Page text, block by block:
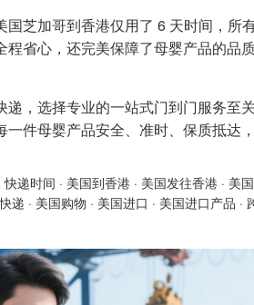
国芝加哥到香港仅用了 6 天时间，所
程省心，还完美保障了母婴产品的品
递，选择专业的一站式门到门服务
件母婴产品安全、准时、保质抵达
快递时间 · 美国到香港 · 美国发往香港 · 美
递 · 美国购物 · 美国进口 · 美国进口产品 ·